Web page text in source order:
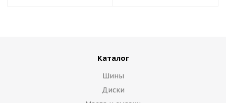
Каталог
Шины
Диски